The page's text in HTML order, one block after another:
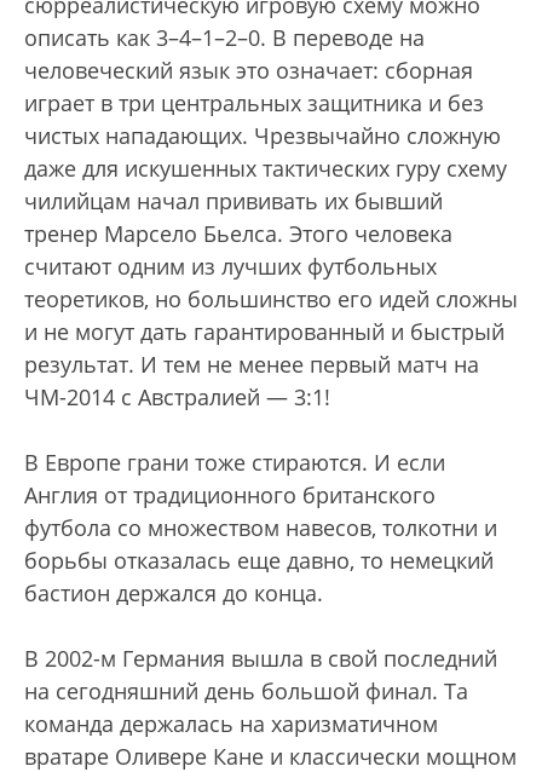
описать как 3–4–1–2–0. В переводе на
человеческий язык это означает: сборная
играет в три центральных защитника и без
чистых нападающих. Чрезвычайно сложную
даже для искушенных тактических гуру схему
чилийцам начал прививать их бывший
тренер Марсело Бьелса. Этого человека
считают одним из лучших футбольных
теоретиков, но большинство его идей сложны
и не могут дать гарантированный и быстрый
результат. И тем не менее первый матч на
ЧМ-2014 с Австралией — 3:1!
В Европе грани тоже стираются. И если
Англия от традиционного британского
футбола со множеством навесов, толкотни и
борьбы отказалась еще давно, то немецкий
бастион держался до конца.
В 2002-м Германия вышла в свой последний
на сегодняшний день большой финал. Та
команда держалась на харизматичном
вратаре Оливере Кане и классически мощном